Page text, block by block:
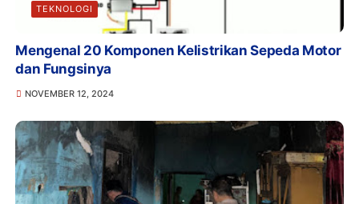
TEKNOLOGI
Mengenal 20 Komponen Kelistrikan Sepeda Motor
dan Fungsinya
NOVEMBER 12, 2024